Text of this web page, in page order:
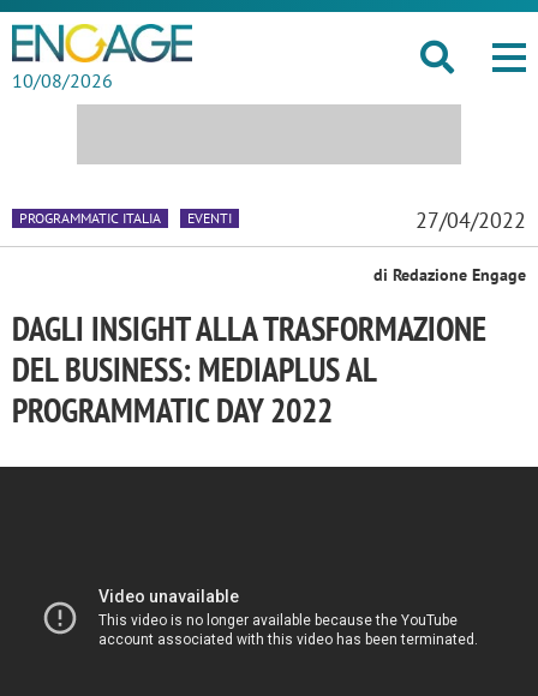
10/08/2026
PROGRAMMATIC ITALIA EVENTI 27/04/2022
di Redazione Engage
DAGLI INSIGHT ALLA TRASFORMAZIONE
DEL BUSINESS: MEDIAPLUS AL
PROGRAMMATIC DAY 2022